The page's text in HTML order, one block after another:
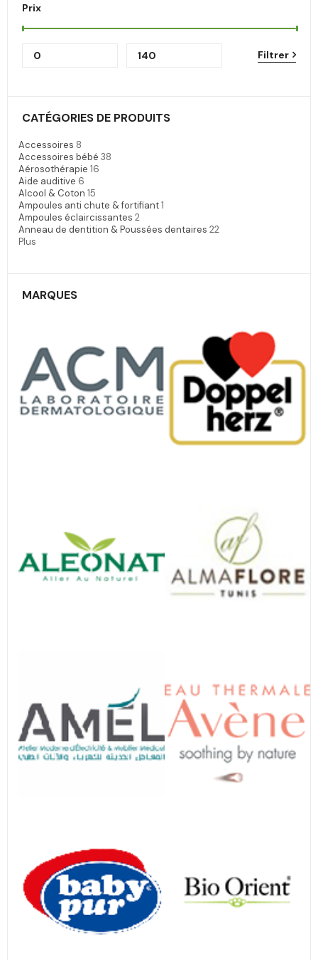
Prix
Filtrer
CATÉGORIES DE PRODUITS
Accessoires 8
Accessoires bébé 38
Aérosothérapie 16
Aide auditive 6
Alcool & Coton 15
Ampoules anti chute & fortifiant1
Ampoules éclaircissantes 2
Anneau de dentition & Poussées dentaires 22
Plus
MARQUES